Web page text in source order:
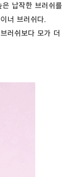
납작한 브러쉬를
너 브러쉬다.
러쉬보다 모가 더